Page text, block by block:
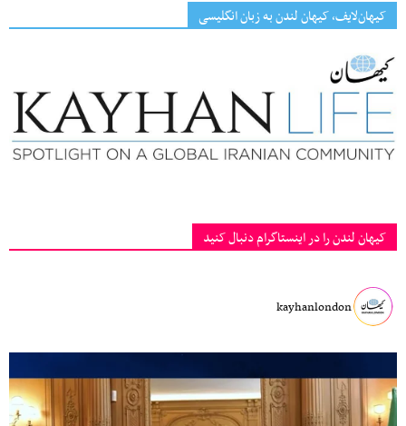
کیهان‌لایف، کیهان لندن به زبان انگلیسی
کیهان لندن را در اینستاگرام دنبال کنید
kayhanlondon